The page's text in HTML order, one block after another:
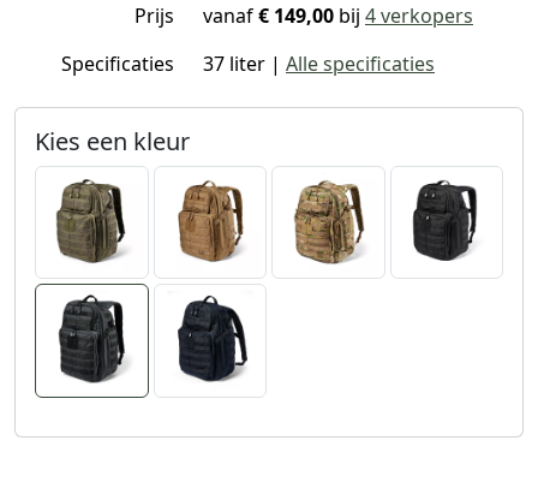
Prijs
vanaf€ 149,00 bij 4 verkopers
Specificaties
37 liter | Alle specificaties
Kies een kleur